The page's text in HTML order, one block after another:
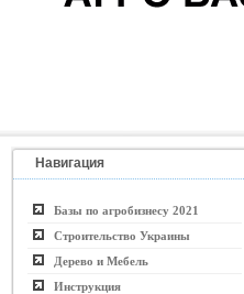
Навигация
Базы по агробизнесу 2021
Строительство Украины
Дерево и Мебель
Инструкция